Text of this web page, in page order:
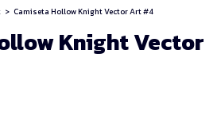
> Camiseta Hollow Knight Vector Art #4
Knight Vector